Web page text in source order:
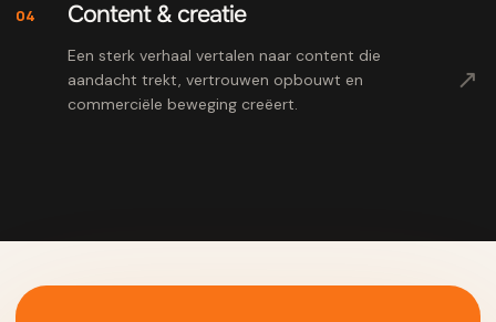
04 Content & creatie
Een sterk verhaal vertalen naar content die
aandacht trekt, vertrouwen opbouwt en
commerciële beweging creëert.
↗